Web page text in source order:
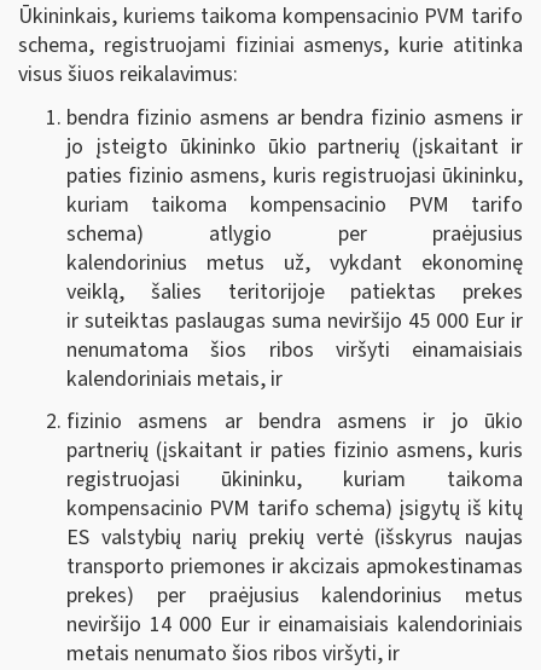
Ūkininkais, kuriems taikoma kompensacinio PVM tarifo
schema, registruojami fiziniai asmenys, kurie atitinka
visus šiuos reikalavimus:
bendra fizinio asmens ar bendra fizinio asmens ir
jo įsteigto ūkininko ūkio partnerių (įskaitant ir
paties fizinio asmens, kuris registruojasi ūkininku,
kuriam taikoma kompensacinio PVM tarifo
schema) atlygio per praėjusius
kalendorinius
metus už, vykdant ekonominę
veiklą, šalies teritorijoje patiektas prekes
ir suteiktas paslaugas suma neviršijo 45 000 Eur ir
nenumatoma šios ribos viršyti einamaisiais
kalendoriniais metais, ir
fizinio asmens ar bendra asmens ir jo ūkio
partnerių (įskaitant ir paties fizinio asmens, kuris
registruojasi ūkininku, kuriam taikoma
kompensacinio PVM tarifo schema) įsigytų iš kitų
ES valstybių narių prekių vertė (išskyrus naujas
transporto priemones ir akcizais apmokestinamas
prekes) per praėjusius kalendorinius metus
neviršijo 14 000 Eur ir einamaisiais kalendoriniais
metais nenumato šios ribos viršyti, ir